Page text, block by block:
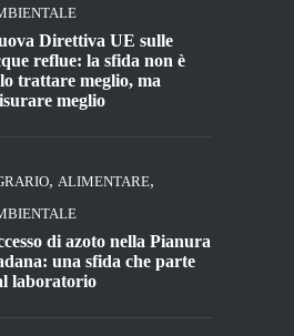
Direttiva UE sulle
reflue: la sfida non è
trattare meglio, ma
meglio
, ALIMENTARE,
di azoto nella Pianura
una sfida che parte
laboratorio